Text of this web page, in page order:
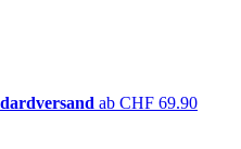
ab CHF 69.90